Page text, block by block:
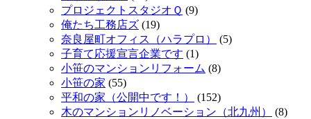
プロジェクトスタジオＱ (9)
俺たち工務店ズ (19)
奈良屋町オフィス（ハラプロ）
(5)
子育て応援宣言企業です (1)
小笹のマンションリフォーム (8)
小笹の家 (55)
平和の家（公開中です！）
(152)
木のマンションリノベーション（北九州）
(8)